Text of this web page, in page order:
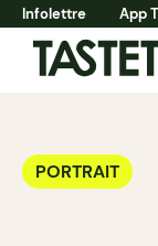
Infolettre App
PORTRAIT